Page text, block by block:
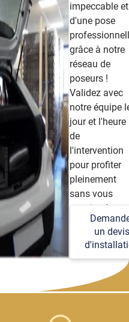
impeccable et
d'une pose
grâce à notre
réseau de
poseurs !
Validez avec
notre équipe
jour et l'heure
de
l'intervention
pour profiter
pleinement
sans vous
soucier des
détails
techniques et
logistiques.
un devis